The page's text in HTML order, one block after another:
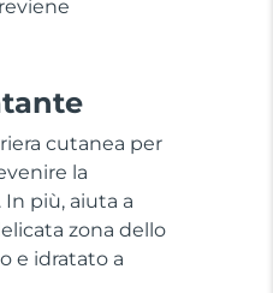
cutanea per
la
più, aiuta a
zona dello
e idratato a